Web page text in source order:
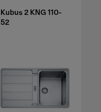
Kubus 2 KNG 110-
52